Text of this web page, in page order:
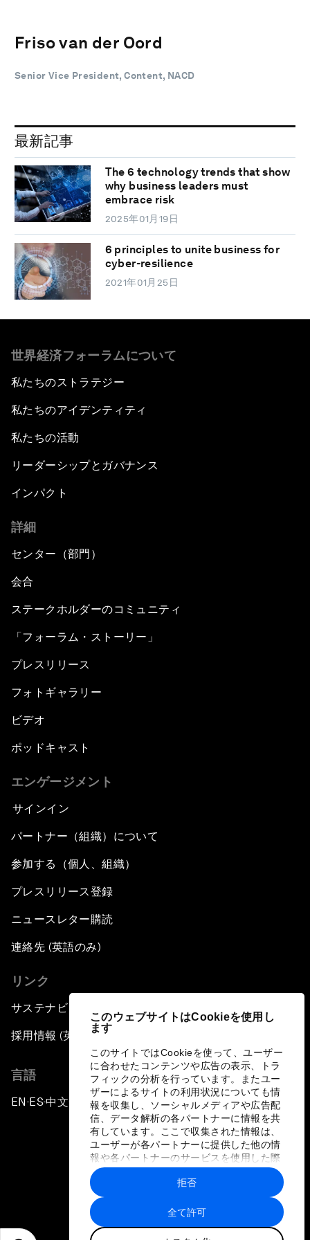
このウェブサイトはCookieを使用し
ます
このサイトではCookieを使って、ユーザー
に合わせたコンテンツや広告の表示、トラ
フィックの分析を行っています。またユー
ザーによるサイトの利用状況についても情
報を収集し、ソーシャルメディアや広告配
信、データ解析の各パートナーに情報を共
有しています。ここで収集された情報は、
ユーザーが各パートナーに提供した他の情
報や各パートナーのサービスを使用した際
に収集された情報と組み合わされ、各パー
トナーによって使用されることがありま
す。
全て許可
拒否
Friso van der Oord
Senior Vice President, Content, NACD
最新記事
The 6 technology trends that show
why business leaders must
embrace risk
2025年01月19日
6 principles to unite business for
cyber-resilience
2021年01月25日
世界経済フォーラムについて
私たちのストラテジー
私たちのアイデンティティ
私たちの活動
リーダーシップとガバナンス
インパクト
詳細
センター（部門）
会合
ステークホルダーのコミュニティ
「フォーラム・ストーリー」
プレスリリース
フォトギャラリー
ビデオ
ポッドキャスト
エンゲージメント
サインイン
パートナー（組織）について
参加する（個人、組織）
プレスリリース登録
ニュースレター購読
連絡先 (英語のみ)
リンク
サステナビリティへの取り組み
採用情報 (英語のみ)
言語
EN ▪ES▪中文▪ 日本語
プライバシーポリシーと利用規約
サイトマップ